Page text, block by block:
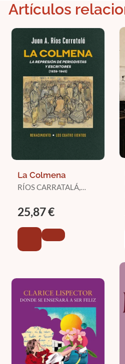
Artículos
La Colmena
RÍOS CARRATALÁ,
25,87 €